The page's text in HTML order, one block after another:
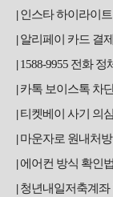
인스타 하이라이
알리페이 카드 결
1588-9955 전화 정
카톡 보이스톡 차
티켓베이 사기 의
마운자로 원내처
에어컨 방식 확인법
청년내일저축계좌